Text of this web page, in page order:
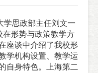
学思政部主任刘文一
形势与政策教学方
座谈中介绍了我校形
学机构设置、教学运
自身特色。上海第二